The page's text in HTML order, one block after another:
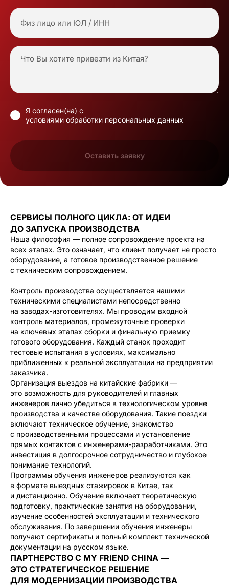
Я согласен(на) с
условиями обработки персональных данных
Оставить заявку
СЕРВИСЫ ПОЛНОГО ЦИКЛА: ОТ ИДЕИ
ДО ЗАПУСКА ПРОИЗВОДСТВА
Наша философия — полное сопровождение проекта на
всех этапах. Это означает, что клиент получает не просто
оборудование, а готовое производственное решение
с техническим сопровождением.
Контроль производства осуществляется нашими
техническими специалистами непосредственно
на заводах-изготовителях. Мы проводим входной
контроль материалов, промежуточные проверки
на ключевых этапах сборки и финальную приемку
готового оборудования. Каждый станок проходит
тестовые испытания в условиях, максимально
приближенных к реальной эксплуатации на предприятии
заказчика.
Организация выездов на китайские фабрики —
это возможность для руководителей и главных
инженеров лично убедиться в технологическом уровне
производства и качестве оборудования. Такие поездки
включают техническое обучение, знакомство
с производственными процессами и установление
прямых контактов с инженерами-разработчиками. Это
инвестиция в долгосрочное сотрудничество и глубокое
понимание технологий.
Программы обучения инженеров реализуются как
в формате выездных стажировок в Китае, так
и дистанционно. Обучение включает теоретическую
подготовку, практические занятия на оборудовании,
изучение особенностей эксплуатации и технического
обслуживания. По завершении обучения инженеры
получают сертификаты и полный комплект технической
документации на русском языке.
ПАРТНЕРСТВО С MY FRIEND CHINA —
ЭТО СТРАТЕГИЧЕСКОЕ РЕШЕНИЕ
ДЛЯ МОДЕРНИЗАЦИИ ПРОИЗВОДСТВА